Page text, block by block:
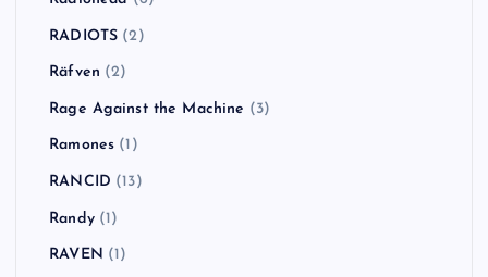
RADIOTS (2)
Räfven (2)
Rage Against the Machine (3)
Ramones (1)
RANCID (13)
Randy(1)
RAVEN (1)